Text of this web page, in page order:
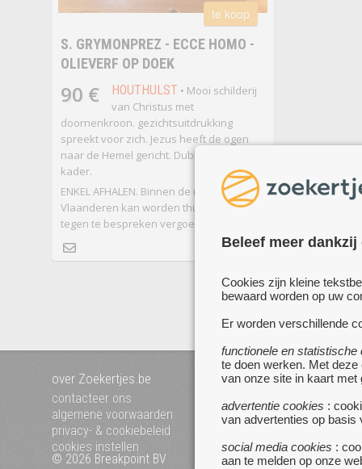
Beleef meer
Cookies zijn kleine
bewaard worden op uw
Er worden verschillende
functionele en statistische
te doen werken. Met
van onze site in kaart met
advertentie cookies :
van advertenties op basis
social media cookies :
aan te melden op onze
te koop
S. GRYMONPREZ - ECCE HOMO -
OLIEVERF OP DOEK
90 € HOUTHULST • Mooi schilderij
van Christus met
doornenkroon. gezichtsuitdrukking
spreekt voor zich. Jezus heeft de ogen
naar de Hemel gericht. Dubbel volhouten
kader.
ENKEL AFHALEN. Binnen de regio West
Vlaanderen kan worden thuisgebracht
tegen te bespreken vergoeding.
over Zoekertjes.be
contacteer ons
algemene voorwaarden
privacy- & cookiebeleid
cookies instellen
voeg uw zoekertje toe
© 2026 Breakpoint BV
Bezoek ook eens onze